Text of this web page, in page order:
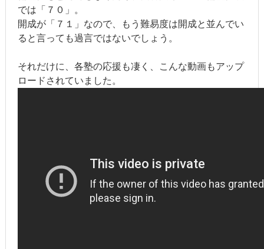
では「７０」。
開成が「７１」なので、もう難易度は開成と並んでい
ると言っても過言ではないでしょう。
それだけに、各塾の応援も凄く、こんな動画もアップ
ロードされていました。